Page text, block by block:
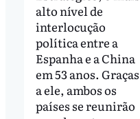
alto nível de
interlocução
política entre a
Espanha e a China
em 53 anos. Graças
a ele, ambos os
países se reunirão